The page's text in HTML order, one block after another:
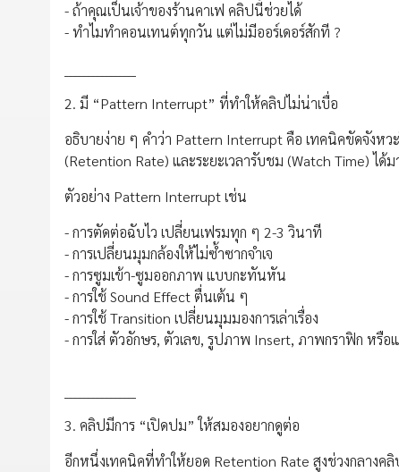
- ถ้าคุณเป็นเจ้าของร้านคาเฟ คลิปนี้ช่วยได้
- ทำไมทำคอนเทนต์ทุกวัน แต่ไม่มีออร์เดอร์สักที ?
2. มี “Pattern Interrupt” ที่ทำให้คลิปไม่น่าเบื่อ
อธิบายง่าย ๆ คำว่า Pattern Interrupt คือ เทคนิคขัดจังห
(Retention Rate) และระยะเวลารับชม (Watch Time) ได้
ตัวอย่าง Pattern Interrupt เช่น
- การตัดต่อฉับไว เปลี่ยนเฟรมทุก ๆ 2-3 วินาที
- การเปลี่ยนมุมกล้องให้ไม่ซ้ำซากจำเจ
- การซูมเข้า-ซูมออกภาพ แบบกะทันหัน
- การใช้ Sound Effect ตื่นเต้น ๆ
- การใช้ Transition เปลี่ยนมุมมองการเล่าเรื่อง
- การใส่ ตัวอักษร, ตัวเลข, รูปภาพ Insert, ภาพกราฟิก หรื
3. คลิปมีการ “เปิดปม” ให้สมองอยากดูต่อ
อีกหนึ่งเทคนิคที่ทำให้ยอด Retention Rate สูงช่วงกลางค